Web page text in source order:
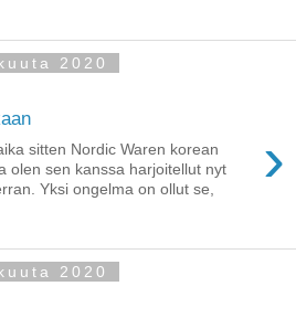
2020
›
sitten Nordic Waren korean
olen sen kanssa harjoitellut nyt
Yksi ongelma on ollut se,
2020